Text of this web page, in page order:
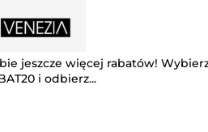
jeszcze więcej rabatów!
i odbierz...